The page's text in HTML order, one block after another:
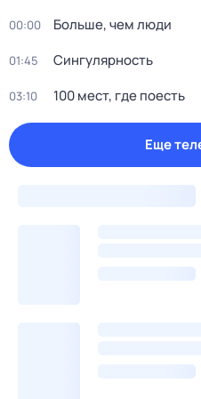
00:00 Больше, чем люди
01:45 Сингулярность
03:10 100 мест, где поесть
Еще